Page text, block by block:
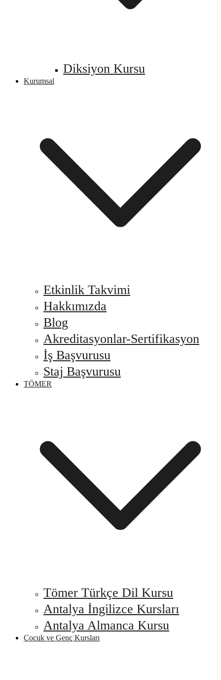
Diksiyon Kursu
Kurumsal
Etkinlik Takvimi
Hakkımızda
Blog
Akreditasyonlar-Sertifikasyon
İş Başvurusu
Staj Başvurusu
TÖMER
Tömer Türkçe Dil Kursu
Antalya İngilizce Kursları
Antalya Almanca Kursu
Çocuk ve Genç Kursları